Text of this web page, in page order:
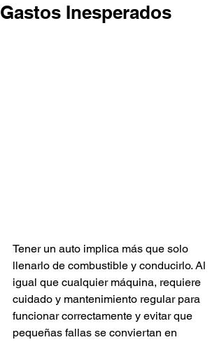
Gastos Inesperados
Tener un auto implica más que solo
llenarlo de combustible y conducirlo. Al
igual que cualquier máquina, requiere
cuidado y mantenimiento regular para
funcionar correctamente y evitar que
pequeñas fallas se conviertan en